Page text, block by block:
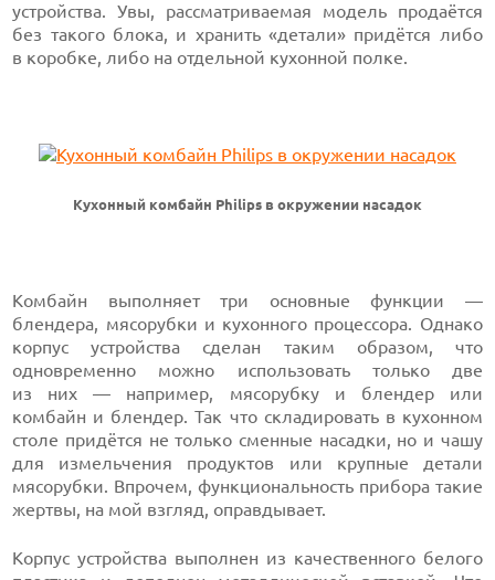
устройства. Увы, рассматриваемая модель продаётся
без такого блока, и хранить «детали» придётся либо
в коробке, либо на отдельной кухонной полке.
Кухонный комбайн Philips в окружении насадок
Комбайн выполняет три основные функции —
блендера, мясорубки и кухонного процессора. Однако
корпус устройства сделан таким образом, что
одновременно можно использовать только две
из них — например, мясорубку и блендер или
комбайн и блендер. Так что складировать в кухонном
столе придётся не только сменные насадки, но и чашу
для измельчения продуктов или крупные детали
мясорубки. Впрочем, функциональность прибора такие
жертвы, на мой взгляд, оправдывает.
Корпус устройства выполнен из качественного белого